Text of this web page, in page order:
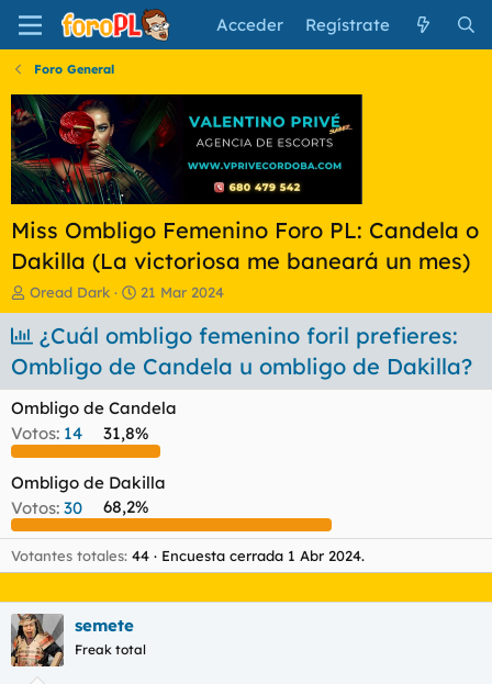
Acceder Regístrate
Foro General
Miss Ombligo Femenino Foro PL: Candela o
Dakilla (La victoriosa me baneará un mes)
I
n
i
c
i
a
d
o
r
e
l
t
e
Oread Dark
F
e
c
h
a
d
e
i
n
c
i
o
21 Mar 2024
¿Cuál ombligo femenino foril prefieres:
Ombligo de Candela u ombligo de Dakilla?
Ombligo de Candela
Votos: 14 31,8%
Ombligo de Dakilla
Votos: 30 68,2%
Votantes totales 44 Encuesta cerrada 1 Abr 2024.
semete
Freak total